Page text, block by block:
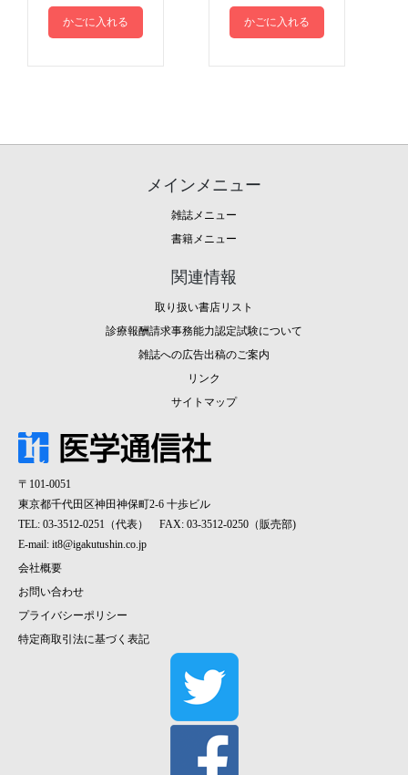
かごに入れる かごに入れる
メインメニュー
雑誌メニュー
書籍メニュー
関連情報
取り扱い書店リスト
診療報酬請求事務能力認定試験について
雑誌への広告出稿のご案内
リンク
サイトマップ
〒101-0051
東京都千代田区神田神保町2-6 十歩ビル
TEL: 03-3512-0251（代表） FAX: 03-3512-0250（販売部)
E-mail: it8@igakutushin.co.jp
会社概要
お問い合わせ
プライバシーポリシー
特定商取引法に基づく表記